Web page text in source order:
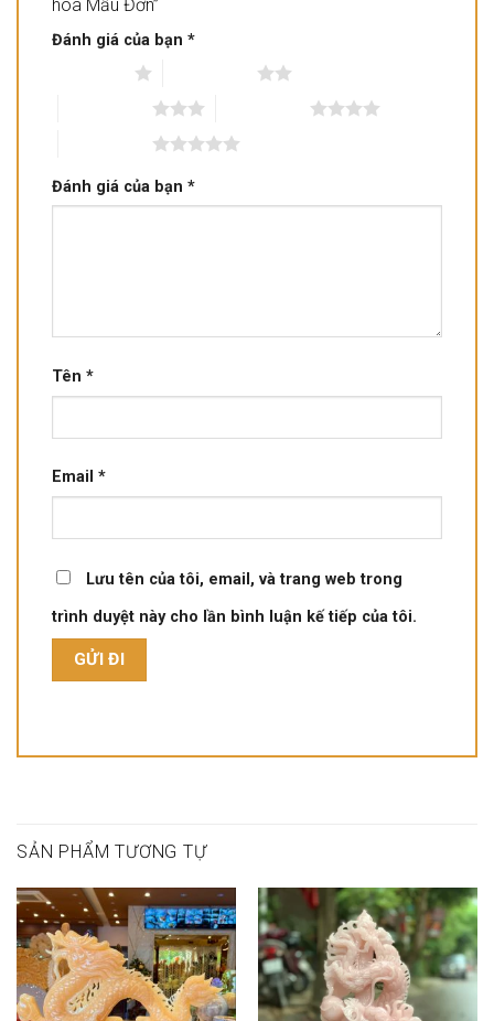
hoa Mẫu Đơn”
Đánh giá của bạn *
Đánh giá của bạn *
Tên *
Email *
Lưu tên của tôi, email, và trang web trong
trình duyệt này cho lần bình luận kế tiếp của tôi.
SẢN PHẨM TƯƠNG TỰ